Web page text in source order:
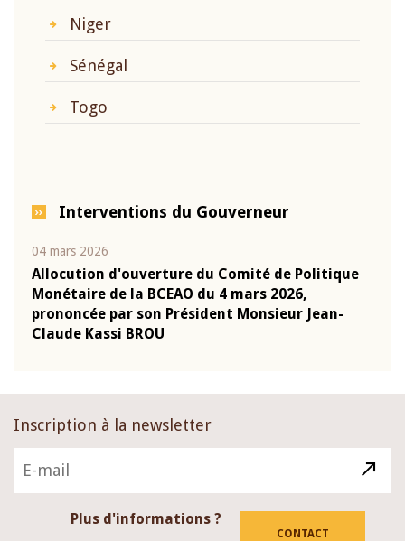
Niger
Sénégal
Togo
Interventions du Gouverneur
04 mars 2026
Allocution d'ouverture du Comité de Politique
Monétaire de la BCEAO du 4 mars 2026,
prononcée par son Président Monsieur Jean-
Claude Kassi BROU
Inscription à la newsletter
Plus d'informations ?
CONTACT